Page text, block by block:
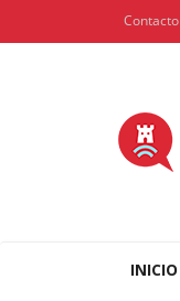
Contacto
INICIO